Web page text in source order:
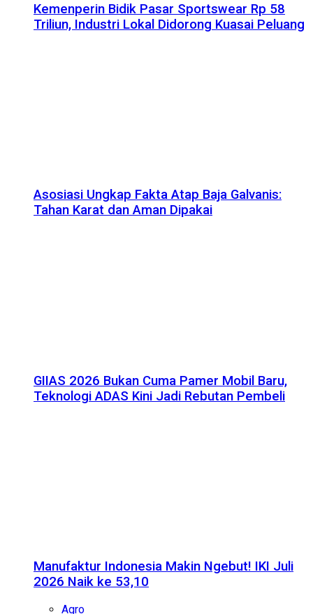
Kemenperin Bidik Pasar Sportswear Rp 58
Triliun, Industri Lokal Didorong Kuasai Peluang
Asosiasi Ungkap Fakta Atap Baja Galvanis:
Tahan Karat dan Aman Dipakai
GIIAS 2026 Bukan Cuma Pamer Mobil Baru,
Teknologi ADAS Kini Jadi Rebutan Pembeli
Manufaktur Indonesia Makin Ngebut! IKI Juli
2026 Naik ke 53,10
Agro